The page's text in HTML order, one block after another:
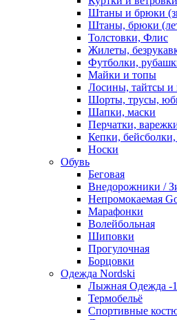
Штаны и брюки
Штаны, брюки
Толстовки, Флис
Жилеты,
Футболки,
Майки и топы
Лосины, тайтсы и
Шорты, трусы,
Шапки, маски
Перчатки,
Кепки,
Носки
Обувь
Беговая
Внедорожники /
Непромокаемая
Марафонки
Волейбольная
Шиповки
Прогулочная
Борцовки
Одежда Nordski
Лыжная Одежда -
Термобельё
Спортивные